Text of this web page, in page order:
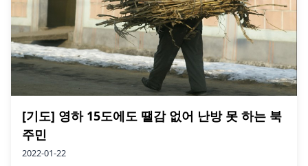
[기도] 영하 15도에도 땔감 없어 난방 못 하는 북
주민
2022-01-22